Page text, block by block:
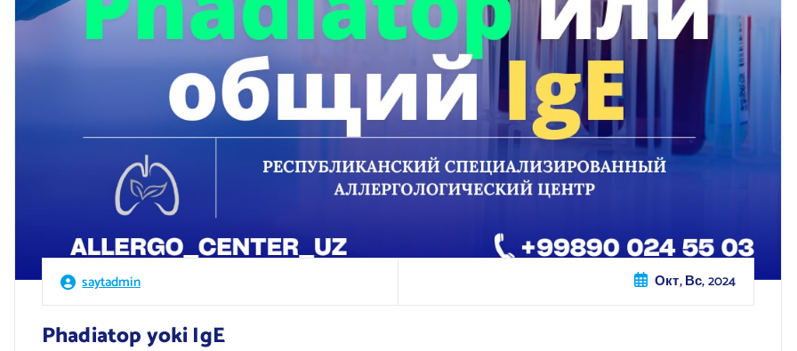
saytadmin Окт, Вс, 2024
Phadiatop yoki IgE